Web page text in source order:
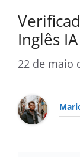
Inglês
22 de maio